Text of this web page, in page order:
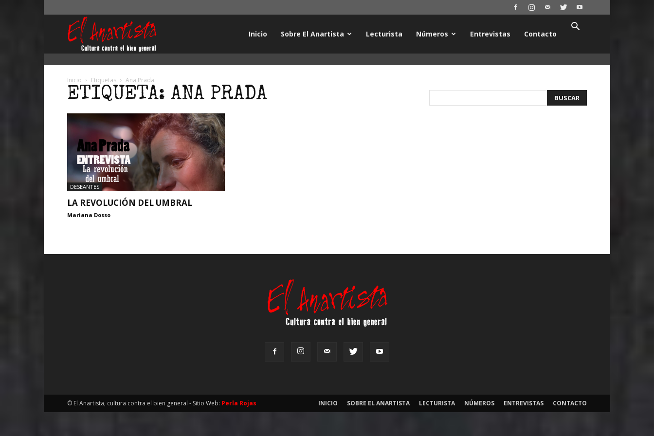
Inicio Sobre El Anartista Lecturista Números Entrevistas Contacto
Inicio Etiquetas Ana Prada
ETIQUETA: ANA PRADA
DESEANTES
LA REVOLUCIÓN DEL UMBRAL
Mariana Dosso
INICIO SOBRE EL ANARTISTA LECTURISTA NÚMEROS ENTREVISTAS CONTACTO
© El Anartista, cultura contra el bien general - Sitio Web: Perla Rojas